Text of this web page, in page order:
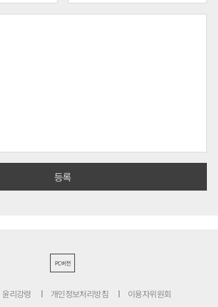
PC버전
윤리강령 개인정보처리방침 이용자위원회